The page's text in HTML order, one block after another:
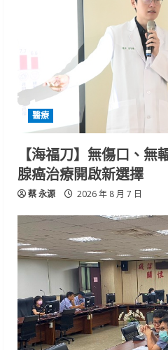
醫療
【海福刀】無傷口、
腺癌治療開啟新選擇
蔡 永源 2026 年 8 月 7 日